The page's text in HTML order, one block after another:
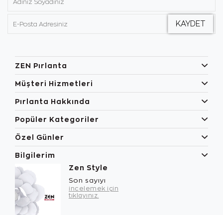
ZEN Pırlanta
Müşteri Hizmetleri
Pırlanta Hakkında
Popüler Kategoriler
Özel Günler
Bilgilerim
Zen Style
Son sayıyı
incelemek için
tıklayınız.